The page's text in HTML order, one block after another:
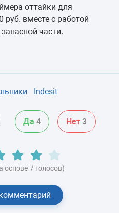
оттайки для
вместе с работой
части.
Indesit
Да 4 Нет 3
основе 7 голосов)